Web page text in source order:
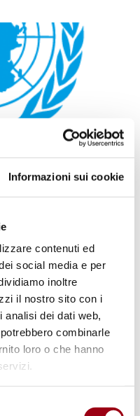
Informazioni sui cookie
contenuti ed
social media e per
inoltre
il nostro sito con i
analisi dei dati web,
combinarle
loro o che hanno
non
nella
a